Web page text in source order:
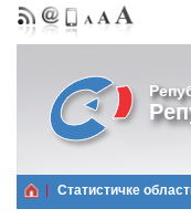
Статистичке